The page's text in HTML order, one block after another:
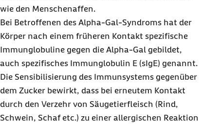
wie den Menschenaffen.
Bei Betroffenen des Alpha-Gal-Syndroms hat der
Körper nach einem früheren Kontakt spezifische
Immunglobuline gegen die Alpha-Gal gebildet,
auch spezifisches Immunglobulin E (sIgE) genannt.
Die Sensibilisierung des Immunsystems gegenüber
dem Zucker bewirkt, dass bei erneutem Kontakt
durch den Verzehr von Säugetierfleisch (Rind,
Schwein, Schaf etc.) zu einer allergischen Reaktion